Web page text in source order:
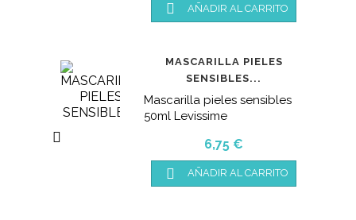
 AÑADIR AL CARRITO

MASCARILLA PIELES
SENSIBLES...
Mascarilla pieles sensibles
50ml Levissime
Precio
6,75 €
 AÑADIR AL CARRITO